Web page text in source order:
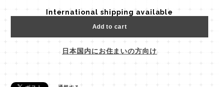
International shipping available
Add to cart
日本国内にお住まいの方向け